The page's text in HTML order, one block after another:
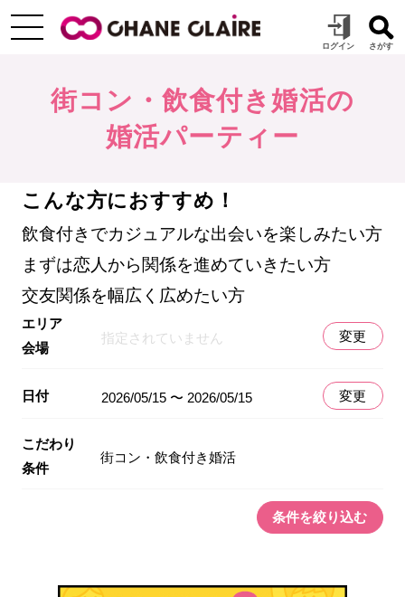
街コン・飲食付き婚活の
婚活パーティー
こんな方におすすめ！
飲食付きでカジュアルな出会いを楽しみたい方
まずは恋人から関係を進めていきたい方
交友関係を幅広く広めたい方
エリア
会場
指定されていません 変更
日付 2026/05/15 〜 2026/05/15 変更
こだわり
条件
街コン・飲食付き婚活
条件を絞り込む